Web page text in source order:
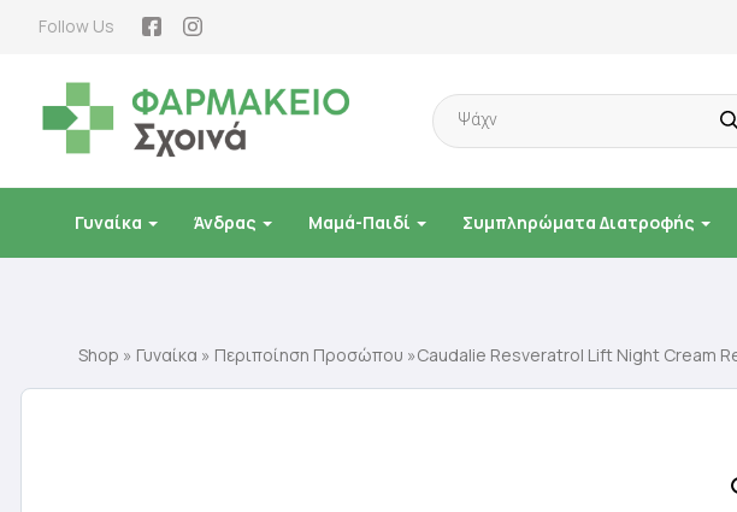
Follow Us
Products
search
Γυναίκα Άνδρας Μαμά-Παιδί Συμπληρώματα Διατροφής
Shop » Γυναίκα » Περιποίηση Προσώπου »Caudalie Resveratrol Lift Night Cream